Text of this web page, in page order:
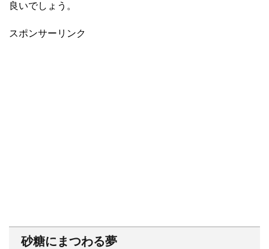
良いでしょう。
スポンサーリンク
砂糖にまつわる夢